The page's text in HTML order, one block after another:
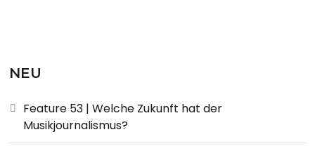
NEU
Feature 53 | Welche Zukunft hat der
Musikjournalismus?